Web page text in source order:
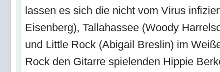
lassen es sich die nicht vom Virus
Eisenberg), Tallahassee (Woody
und Little Rock (Abigail Breslin) im
Rock den Gitarre spielenden Hippie